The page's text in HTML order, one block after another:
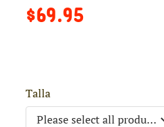
$69.95
Talla